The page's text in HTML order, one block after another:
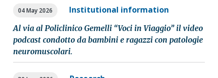
04 May 2026 Institutional information
Al via al Policlinico Gemelli “Voci in Viaggio” il video
podcast condotto da bambini e ragazzi con patologie
neuromuscolari.